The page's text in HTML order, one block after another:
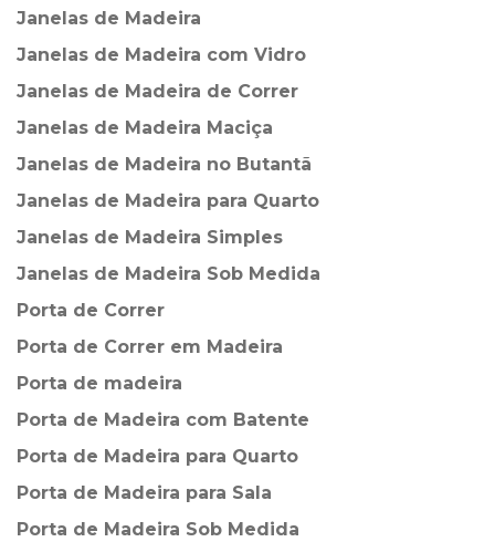
Janelas de Madeira
Janelas de Madeira com Vidro
Janelas de Madeira de Correr
Janelas de Madeira Maciça
Janelas de Madeira no Butantã
Janelas de Madeira para Quarto
Janelas de Madeira Simples
Janelas de Madeira Sob Medida
Porta de Correr
Porta de Correr em Madeira
Porta de madeira
Porta de Madeira com Batente
Porta de Madeira para Quarto
Porta de Madeira para Sala
Porta de Madeira Sob Medida